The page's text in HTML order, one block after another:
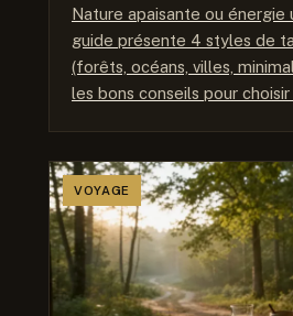
Nature apaisante ou énergie
guide présente 4 styles de
(forêts, océans, villes,
les bons conseils pour
VOYAGE